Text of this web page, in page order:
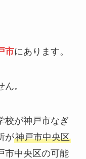
市にあります。
。
校が神戸市なぎ
が神戸市中央区
市中央区の可能